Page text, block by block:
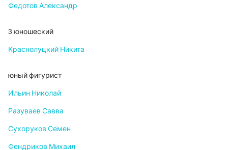
Федотов Александр
3 юношеский
Краснолуцкий Никита
юный фигурист
Ильин Николай
Разуваев Савва
Сухоруков Семен
Фендриков Михаил